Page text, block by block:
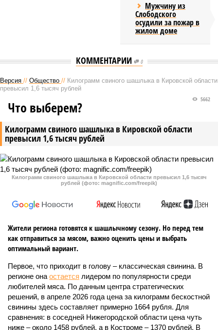
Мужчину из
Слободского
осудили за пожар в
жилом доме
КОММЕНТАРИИ 0
Версия // Общество // Килограмм свиного шашлыка в Кировской области
превысил 1,6 тысяч рублей
Килограмм свиного шашлыка в Кировской области
превысил 1,6 тысяч рублей
5662
Что выберем?
Килограмм свиного шашлыка в Кировской области превысил 1,6 тысяч
рублей (фото: magnific.com/freepik)
Жители региона готовятся к шашлычному сезону. Но перед тем
как отправиться за мясом, важно оценить цены и выбрать
оптимальный вариант.
Первое, что приходит в голову – классическая свинина. В
регионе она остается лидером по популярности среди
любителей мяса. По данным центра стратегических
решений, в апреле 2026 года цена за килограмм бескостной
свинины здесь составляет примерно 1664 рубля. Для
сравнения: в соседней Нижегородской области цена чуть
ниже – около 1458 рублей, а в Костроме – 1370 рублей. В